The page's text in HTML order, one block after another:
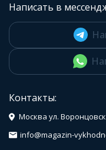
Написать в
Контакты:
Москва ул.
info@magazin-